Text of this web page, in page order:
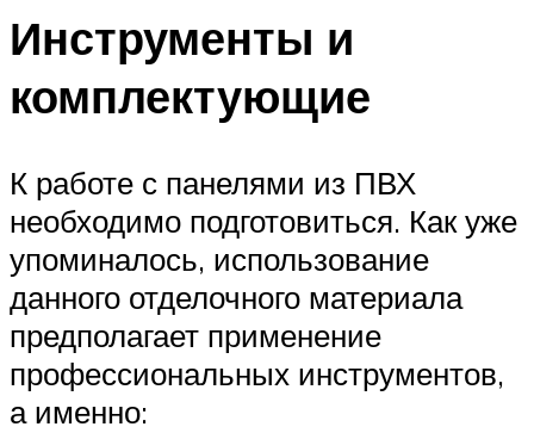
Инструменты и
комплектующие
К работе с панелями из ПВХ
необходимо подготовиться. Как уже
упоминалось, использование
данного отделочного материала
предполагает применение
профессиональных инструментов,
а именно: